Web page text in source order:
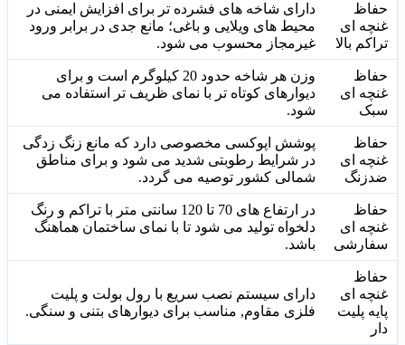
حفاظ
غنچه ای
تراکم بالا
دارای شاخه های فشرده تر برای افزایش ایمنی در
محیط های ویلایی و باغی؛ مانع جدی در برابر ورود
غیرمجاز محسوب می شود.
حفاظ
غنچه ای
سبک
وزن هر شاخه حدود 20 کیلوگرم است و برای
دیوارهای کوتاه تر با نمای ظریف تر استفاده می
شود.
حفاظ
غنچه ای
ضدزنگ
پوشش اپوکسی مخصوصی دارد که مانع زنگ زدگی
در شرایط رطوبتی شدید می شود و برای مناطق
شمالی کشور توصیه می گردد.
حفاظ
غنچه ای
سفارشی
در ارتفاع های 70 تا 120 سانتی متر با تراکم و رنگ
دلخواه تولید می شود تا با نمای ساختمان هماهنگ
باشد.
حفاظ
غنچه ای
پایه پلیت
دار
دارای سیستم نصب سریع با رول بولت و پلیت
فلزی مقاوم, مناسب برای دیوارهای بتنی و سنگی.